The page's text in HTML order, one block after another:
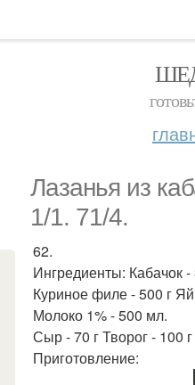
Лазанья из
1/1. 71/4.
62.
Ингредиенты: Кабачок
Куриное филе - 500 г
Молоко 1% - 500 мл.
Сыр - 70 г Творог - 100
Приготовление: